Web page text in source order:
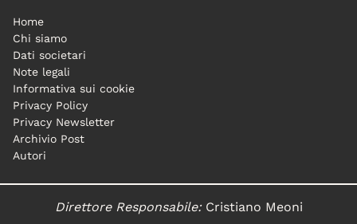
Home
Chi siamo
Dati societari
Note legali
Informativa sui cookie
Privacy Policy
Privacy Newsletter
Archivio Post
Autori
Direttore Responsabile:Cristiano Meoni